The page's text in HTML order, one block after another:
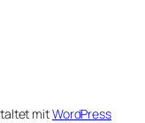
mitWordPress